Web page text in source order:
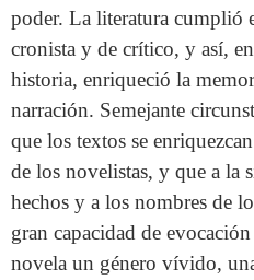
poder. La literatura cumplió
cronista y de crítico, y así,
historia, enriqueció la
narración. Semejante
que los textos se
de los novelistas, y que a la
hechos y a los nombres de
gran capacidad de
novela un género vívido,